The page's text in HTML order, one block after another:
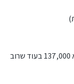
[זה טעות נפוצה שאנשים מחשבים כאילו הרווח הוא 137,000 בעוד שרוב